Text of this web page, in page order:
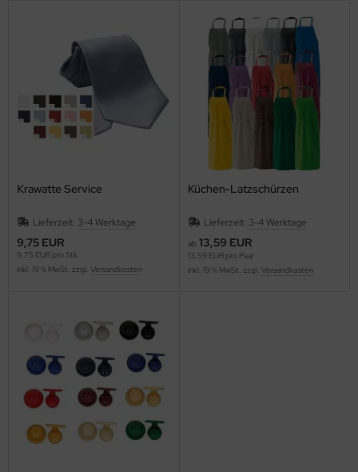
Krawatte Service
Lieferzeit: 3-4 Werktage
9,75 EUR
9,75 EUR pro Stk.
inkl. 19 % MwSt. zzgl. Versandkosten
Küchen-Latzschürzen
Lieferzeit: 3-4 Werktage
ab 13,59 EUR
13,59 EUR pro Paar
inkl. 19 % MwSt. zzgl. Versandkosten